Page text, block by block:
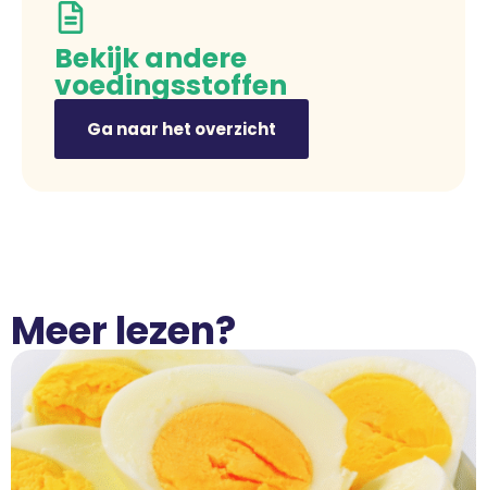
Bekijk andere
voedingsstoffen
Ga naar het overzicht
Meer lezen?